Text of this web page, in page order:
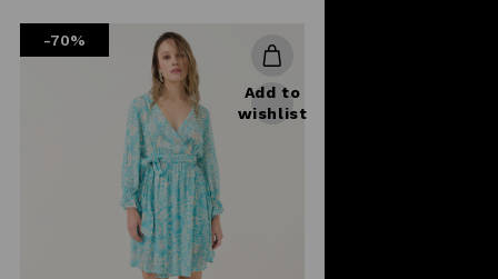
-70%
Add to
wishlist